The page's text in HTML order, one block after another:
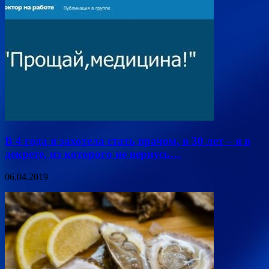
В 4 года я захотела стать врачом, в 30 лет – я в
декрете, из которого не вернусь…
06.04.2019